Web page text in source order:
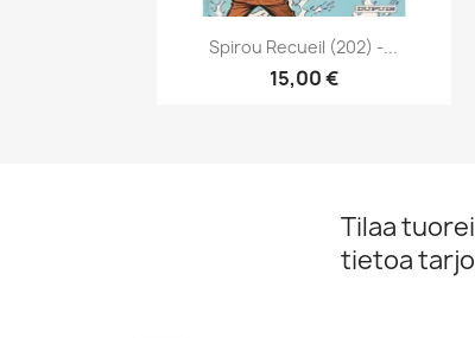
 Pikakatselu
Spirou Recueil (202) -...
15,00 €
Tilaa
tietoa